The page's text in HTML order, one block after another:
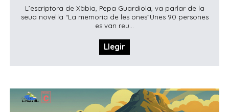
L’escriptora de Xàbia, Pepa Guardiola, va parlar de la
seua novel·la “La memoria de les ones”Unes 90 persones
es van reu...
Llegir